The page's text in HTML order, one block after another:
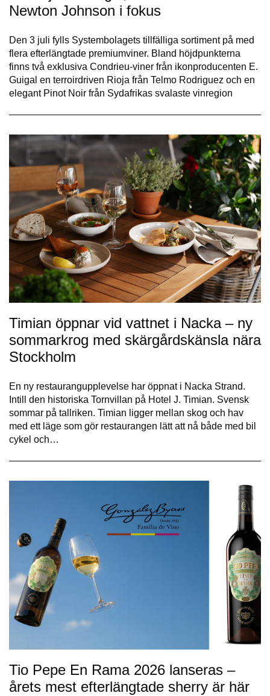
Newton Johnson i fokus
Den 3 juli fylls Systembolagets tillfälliga sortiment på med
flera efterlängtade premiumviner. Bland höjdpunkterna
finns två exklusiva Condrieu-viner från ikonproducenten E.
Guigal en terroirdriven Rioja från Telmo Rodriguez och en
elegant Pinot Noir från Sydafrikas svalaste vinregion
Timian öppnar vid vattnet i Nacka – ny
sommarkrog med skärgårdskänsla nära
Stockholm
En ny restaurangupplevelse har öppnat i Nacka Strand.
Intill den historiska Tornvillan på Hotel J. Timian. Svensk
sommar på tallriken. Timian ligger mellan skog och hav
med ett läge som gör restaurangen lätt att nå både med bil
cykel och…
Tio Pepe En Rama 2026 lanseras –
årets mest efterlängtade sherry är här